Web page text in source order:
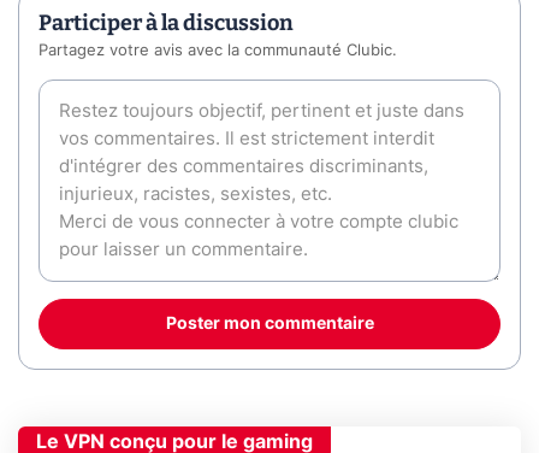
Participer à la discussion
Partagez votre avis avec la communauté Clubic.
Poster mon commentaire
Le VPN conçu pour le gaming